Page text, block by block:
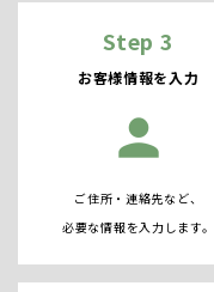
Step 3
お客様情報を入力
person
ご住所・連絡先など、
必要な情報を入力します。